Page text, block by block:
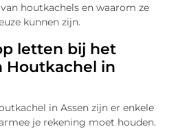
houtkachels en waarom ze
kunnen zijn.
letten bij het
Houtkachel in
in Assen zijn er enkele
je rekening moet houden.